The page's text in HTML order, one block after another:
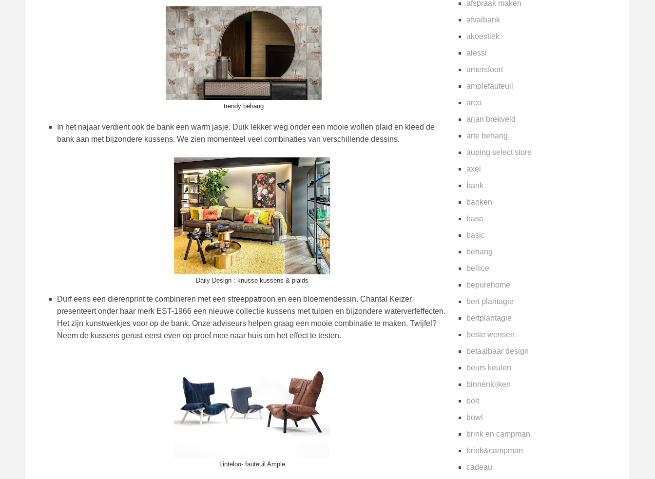
trendy behang
In het najaar verdient ook de bank een warm jasje. Duik lekker weg onder een mooie wollen plaid en kleed de
bank aan met bijzondere kussens. We zien momenteel veel combinaties van verschillende dessins.
Daily Design : knusse kussens & plaids
Durf eens een dierenprint te combineren met een streeppatroon en een bloemendessin. Chantal Keizer
presenteert onder haar merk EST-1966 een nieuwe collectie kussens met tulpen en bijzondere waterverfeffecten.
Het zijn kunstwerkjes voor op de bank. Onze adviseurs helpen graag een mooie combinatie te maken. Twijfel?
Neem de kussens gerust eerst even op proef mee naar huis om het effect te testen.
Linteloo- fauteuil Ample
afspraak maken
afvalbank
akoestiek
alessi
amersfoort
amplefauteuil
arco
arjan brekveld
arte behang
auping select store
axel
bank
banken
base
basic
behang
bellice
bepurehome
bert plantagie
bertplantagie
beste wensen
betaalbaar design
beurs keulen
binnenkijken
bolt
bowl
brink en campman
brink&campman
cadeau